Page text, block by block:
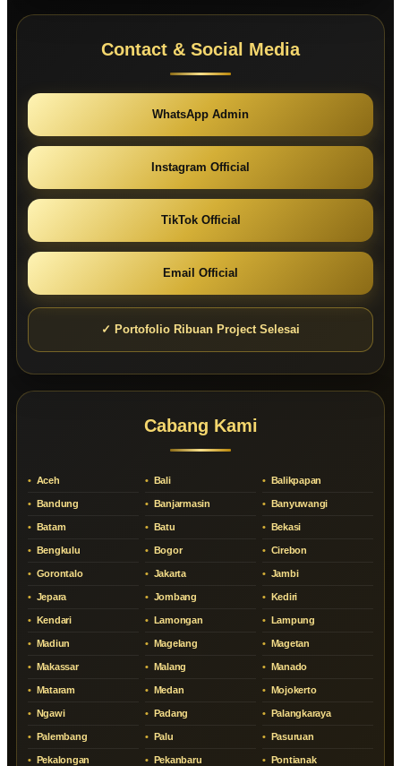
Contact & Social Media
WhatsApp Admin
Instagram Official
TikTok Official
Email Official
✓ Portofolio Ribuan Project Selesai
Cabang Kami
Aceh Bali Balikpapan
Bandung Banjarmasin Banyuwangi
Batam Batu Bekasi
Bengkulu Bogor Cirebon
Gorontalo Jakarta Jambi
Jepara Jombang Kediri
Kendari Lamongan Lampung
Madiun Magelang Magetan
Makassar Malang Manado
Mataram Medan Mojokerto
Ngawi Padang Palangkaraya
Palembang Palu Pasuruan
Pekalongan Pekanbaru Pontianak